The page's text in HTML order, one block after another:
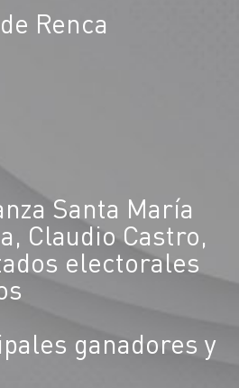
Renca
Santa María
Claudio Castro,
electorales
ganadores y